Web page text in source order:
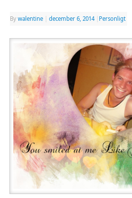
By walentine december 6, 2014 Personligt